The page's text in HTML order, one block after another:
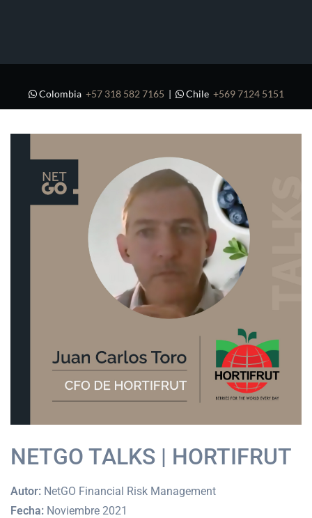
Colombia +57 318 582 7165 | Chile +569 7124 5151
NETGO TALKS | HORTIFRUT
Autor: NetGO Financial Risk Management
Fecha: Noviembre 2021